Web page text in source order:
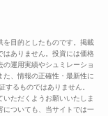
目的としたものです。掲載
はありません。投資には価格
運用実績やシュミレーショ
た、情報の正確性・最新性に
るものではありません。
ただくようお願いいたしま
についても、当サイトでは一